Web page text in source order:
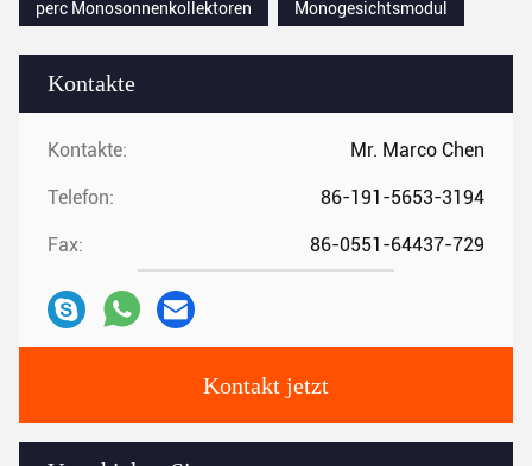
Kontakte
Kontakte: Mr. Marco Chen
Telefon: 86-191-5653-3194
Fax: 86-0551-64437-729
Kontakt jetzt
perc Monosonnenkollektoren Monogesichtsmodul